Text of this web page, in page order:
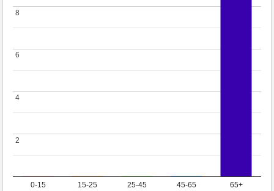
0-15 15-25 25-45 45-65 65+
2
2
4
4
6
6
8
8